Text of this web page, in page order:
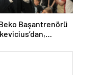
Başantrenörü